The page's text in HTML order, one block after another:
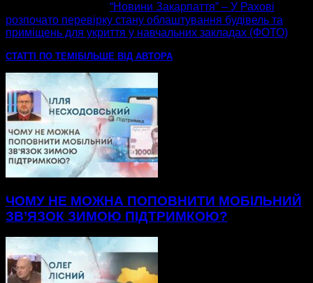
“Новини Закарпаття” – У Рахові
розпочато перевірку стану облаштування будівель та
приміщень для укриття у навчальних закладах (ФОТО)
СТАТТІ ПО ТЕМІ БІЛЬШЕ ВІД АВТОРА
ЧОМУ НЕ МОЖНА ПОПОВНИТИ МОБІЛЬНИЙ
ЗВ’ЯЗОК ЗИМОЮ ПІДТРИМКОЮ?